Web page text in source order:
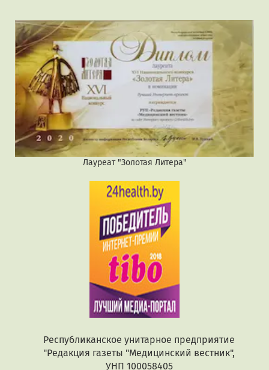
Лауреат "Золотая Литера"
Республиканское унитарное предприятие
"Редакция газеты "Медицинский вестник",
УНП 100058405